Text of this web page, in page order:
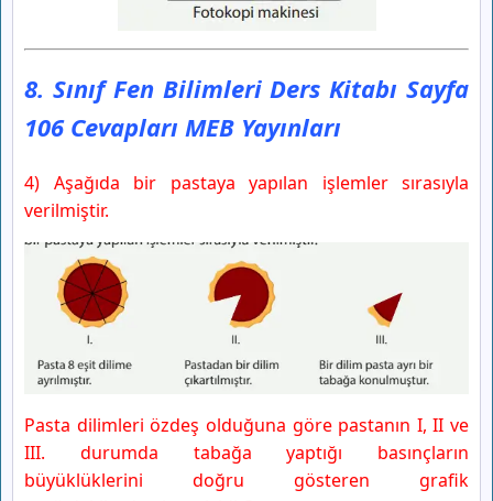
8. Sınıf Fen Bilimleri Ders Kitabı Sayfa
106 Cevapları MEB Yayınları
4) Aşağıda bir pastaya yapılan işlemler sırasıyla
verilmiştir.
Pasta dilimleri özdeş olduğuna göre pastanın I, II ve
III. durumda tabağa yaptığı basınçların
büyüklüklerini doğru gösteren grafik